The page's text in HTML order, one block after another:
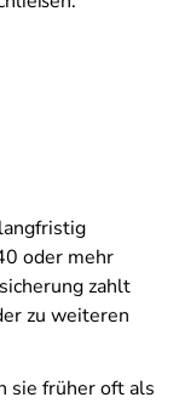
oder mehr
zahlt
zu weiteren
sie früher oft als